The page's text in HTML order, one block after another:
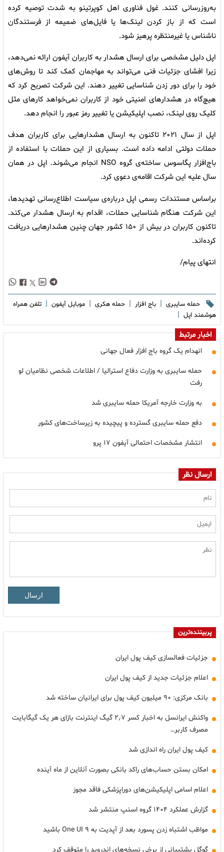
به‌روزرسانی کنند. غول فناوری اهل کوپرتینو به شدت توصیه کرده
است که از باز کردن لینک‌ها یا فایل‌های ضمیمه از فرستندگان
ناشناس یا غیرمنتظره پرهیز شود.
اپل دلیل مشخصی برای ارسال هشدار به کاربران آیفون ارائه نمی‌دهد،
زیرا افشای جزئیات فنی می‌تواند به مهاجمان کمک کند تا روش‌های
خود را برای دور زدن شناسایی تغییر دهند. این شرکت تصریح کرد که
هیچ‌گاه در هشدارهای امنیتی خود از کاربران نمی‌خواهد کارهای مثل
کلیک روی لینک، نصب اپلیکیشن یا تغییر رمز عبور را انجام دهد.
اپل از سال ۲۰۲۱ تاکنون به ارسال هشدارهایی برای کاربران هدف
حملات دولتی ادامه داده است. بسیاری از این حملات با استفاده از
باج‌افزار پگاسوس ساخته‌ی گروه NSO انجام می‌شوند. اپل در همان
سال علیه این شرکت اقامه‌ی دعوی کرد.
براساس مستندات رسمی اپل درباره‌ی سیاست اطلاع‌رسانی تهدیدها،
این شرکت هنگام شناسایی حملات، اقدام به ارسال هشدار می‌کند.
تاکنون کاربران در بیش از ۱۵۰ کشور جهان چنین هشدارهایی دریافت
کرده‌اند.
انتهای پیام/
حمله سایبری | باج افزار | حمله هکری | موبایل آیفون | تلفن همراه
هوشمند اپل |
اخبار مرتبط
انهدام یک گروه باج افزار فعال جهانی
حمله سایبری به وزارت دفاع استرالیا / اطلاعات شخصی نظامیان لو
رفت
به وزارت خارجه آمریکا حمله سایبری شد
دفع حمله سایبری گسترده و پیچیده به زیرساخت‌های کشور
انتشار مشخصات احتمالی آیفون ۱۷ پرو
ارسال نظر
ارسال
پربیننده‌ترین
جزئیات فعالسازی کیف پول ایران
اعلام جزئیات جدید از کیف پول ایران
بانک مرکزی: ۹۰ میلیون کیف پول برای ایرانیان ساخته شد
واکنش ایرانسل به اخبار کسر ۲٫۷ گیگ اینترنت بازای هر یک گیگابایت
مصرف کاربر…
کیف پول ایران راه اندازی شد
امکان بستن حساب‌های راکد بانکی بصورت آنلاین از ماه آینده
اعلام اسامی اپلیکیشن‌های دوراپزشکی فاقد مجوز
گزارش عملکرد ۱۴۰۴ گروه اسنپ منتشر شد
مواظب اشتباه زدن پسورد بعد از آپدیت به One UI ۹ باشید
گوگل پشتیبانی از برخی نسخه‌های اندروید را متوقف کرد